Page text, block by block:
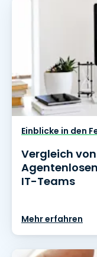
Einblicke in den
Vergleich
IT-Teams
Mehr erfahren